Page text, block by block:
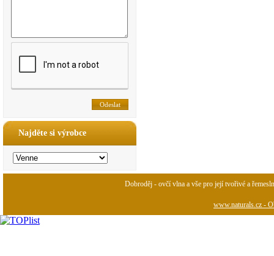
Najděte si výrobce
Dobroděj - ovčí vlna a vše pro její tvořivé a
www.naturals.cz -